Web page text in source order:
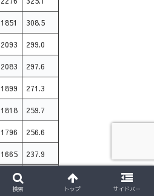
1851 308.5
2093 299.0
2083 297.6
1899 271.3
1818 259.7
1796 256.6
1665 237.9
1424
検索 トップ サイドバー